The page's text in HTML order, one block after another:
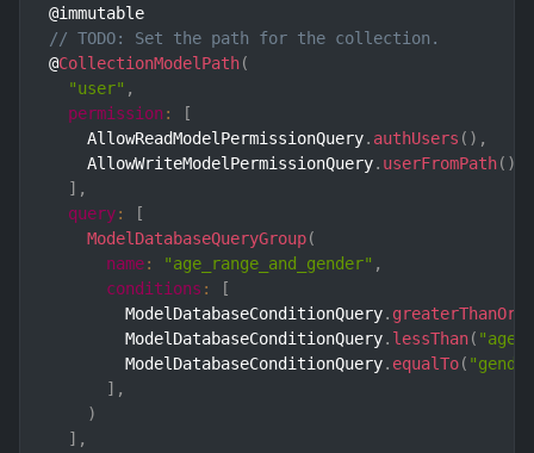
// TODO: Set the path for the collection.
@CollectionModelPath(
"user" ,
permission :
[
    AllowReadModelPermissionQuery
. authUsers ( ) ,
    AllowWriteModelPermissionQuery
. userFromPath( )
] ,
query:
[
ModelDatabaseQueryGroup(
name: "age_range_and_gender" ,
conditions :
[
        ModelDatabaseConditionQuery
.
        ModelDatabaseConditionQuery
. lessThan( "age"
        ModelDatabaseConditionQuery
. equalTo(
] ,
)
] ,